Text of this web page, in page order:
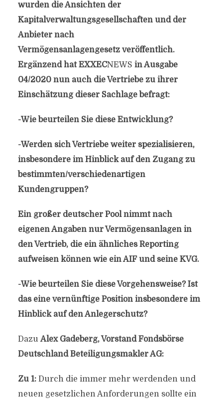
wurden die Ansichten der
Kapitalverwaltungsgesellschaften und der
Anbieter nach
Vermögensanlagengesetz veröffentlich.
Ergänzend hat EXXECNEWS in Ausgabe
04/2020 nun auch die Vertriebe zu ihrer
Einschätzung dieser Sachlage befragt:
-Wie beurteilen Sie diese Entwicklung?
-Werden sich Vertriebe weiter spezialisieren,
insbesondere im Hinblick auf den Zugang zu
bestimmten/verschiedenartigen
Kundengruppen?
Ein großer deutscher Pool nimmt nach
eigenen Angaben nur Vermögensanlagen in
den Vertrieb, die ein ähnliches Reporting
aufweisen können wie ein AIF und seine KVG.
-Wie beurteilen Sie diese Vorgehensweise? Ist
das eine vernünftige Position insbesondere im
Hinblick auf den Anlegerschutz?
Dazu Alex Gadeberg, Vorstand Fondsbörse
Deutschland Beteiligungsmakler AG:
Zu 1: Durch die immer mehr werdenden und
neuen gesetzlichen Anforderungen sollte ein